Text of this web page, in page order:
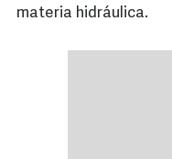
materia hidráulica.